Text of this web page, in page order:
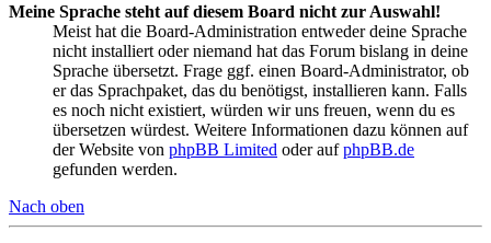
Meine Sprache steht auf diesem Board nicht zur Auswahl!
Meist hat die Board-Administration entweder deine Sprache
nicht installiert oder niemand hat das Forum bislang in deine
Sprache übersetzt. Frage ggf. einen Board-Administrator, ob
er das Sprachpaket, das du benötigst, installieren kann. Falls
es noch nicht existiert, würden wir uns freuen, wenn du es
übersetzen würdest. Weitere Informationen dazu können auf
der Website von phpBB Limited oder aufphpBB.de
gefunden werden.
Nach oben